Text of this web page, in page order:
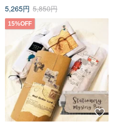
5,265円 5,850円
15%OFF